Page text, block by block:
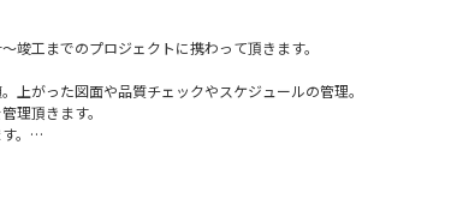
竣工までのプロジェクトに携わって頂きます。
がった図面や品質チェックやスケジュールの管理。
理頂きます。
。